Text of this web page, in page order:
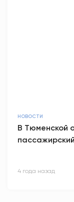
НОВОСТИ
В Тюменской
4 года назад